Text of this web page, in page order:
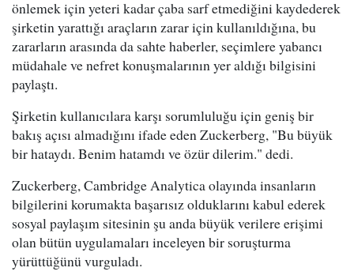
önlemek için yeteri kadar çaba sarf etmediğini kaydederek
şirketin yarattığı araçların zarar için kullanıldığına, bu
zararların arasında da sahte haberler, seçimlere yabancı
müdahale ve nefret konuşmalarının yer aldığı bilgisini
paylaştı.
Şirketin kullanıcılara karşı sorumluluğu için geniş bir
bakış açısı almadığını ifade eden Zuckerberg, "Bu büyük
bir hataydı. Benim hatamdı ve özür dilerim." dedi.
Zuckerberg, Cambridge Analytica olayında insanların
bilgilerini korumakta başarısız olduklarını kabul ederek
sosyal paylaşım sitesinin şu anda büyük verilere erişimi
olan bütün uygulamaları inceleyen bir soruşturma
yürüttüğünü vurguladı.